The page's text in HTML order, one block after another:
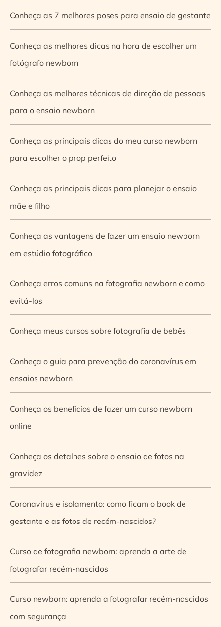
Conheça as 7 melhores poses para ensaio de gestante
Conheça as melhores dicas na hora de escolher um
fotógrafo newborn
Conheça as melhores técnicas de direção de pessoas
para o ensaio newborn
Conheça as principais dicas do meu curso newborn
para escolher o prop perfeito
Conheça as principais dicas para planejar o ensaio
mãe e filho
Conheça as vantagens de fazer um ensaio newborn
em estúdio fotográfico
Conheça erros comuns na fotografia newborn e como
evitá-los
Conheça meus cursos sobre fotografia de bebês
Conheça o guia para prevenção do coronavírus em
ensaios newborn
Conheça os benefícios de fazer um curso newborn
online
Conheça os detalhes sobre o ensaio de fotos na
gravidez
Coronavírus e isolamento: como ficam o book de
gestante e as fotos de recém-nascidos?
Curso de fotografia newborn: aprenda a arte de
fotografar recém-nascidos
Curso newborn: aprenda a fotografar recém-nascidos
com segurança